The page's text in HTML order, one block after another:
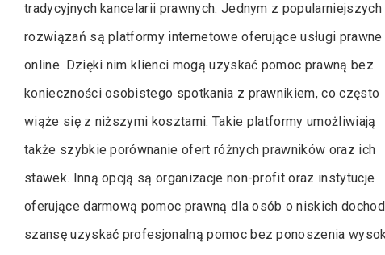
tradycyjnych kancelarii prawnych. Jednym z popularniejszych
rozwiązań są platformy internetowe oferujące usługi prawne
online. Dzięki nim klienci mogą uzyskać pomoc prawną bez
konieczności osobistego spotkania z prawnikiem, co często
wiąże się z niższymi kosztami. Takie platformy umożliwiają
także szybkie porównanie ofert różnych prawników oraz ich
stawek. Inną opcją są organizacje non-profit oraz instytucje
oferujące darmową pomoc prawną dla osób o niskich
szansę uzyskać profesjonalną pomoc bez ponoszenia